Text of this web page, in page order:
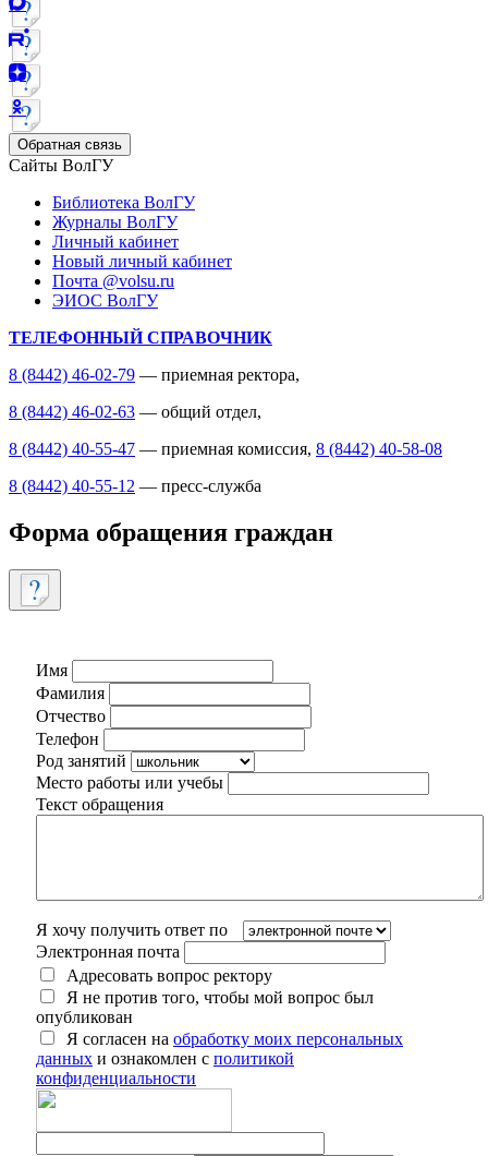
Обратная связь
Сайты ВолГУ
Библиотека ВолГУ
Журналы ВолГУ
Личный кабинет
Новый личный кабинет
Почта @volsu.ru
ЭИОС ВолГУ
ТЕЛЕФОННЫЙ СПРАВОЧНИК
8 (8442) 46-02-79 — приемная ректора,
8 (8442) 46-02-63 — общий отдел,
8 (8442) 40-55-47 — приемная комиссия, 8 (8442) 40-58-08
8 (8442) 40-55-12 — пресс-служба
Форма обращения граждан
Имя
Фамилия
Отчество
Телефон
Род занятий
Место работы или учебы
Текст обращения
Я хочу получить ответ по
Электронная почта
Адресовать вопрос ректору
Я не против того, чтобы мой вопрос был
опубликован
Я согласен на обработку моих персональных
данных и ознакомлен с политикой
конфиденциальности